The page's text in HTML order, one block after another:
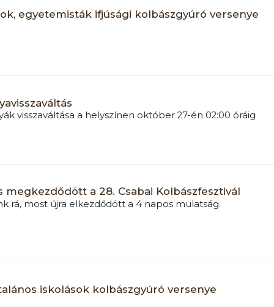
egyetemisták ifjúsági kolbászgyúró versenye
visszaváltása a helyszínen október 27-én 02:00 óráig
megkezdődött a 28. Csabai Kolbászfesztivál
rá, most újra elkezdődött a 4 napos mulatság.
iskolások kolbászgyúró versenye